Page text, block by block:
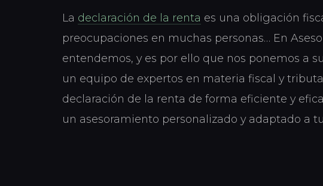
La declaración de la renta es una obligación
preocupaciones en muchas personas… En
entendemos, y es por ello que nos ponemos a
un equipo de expertos en materia fiscal y
declaración de la renta de forma eficiente y
un asesoramiento personalizado y adaptado a